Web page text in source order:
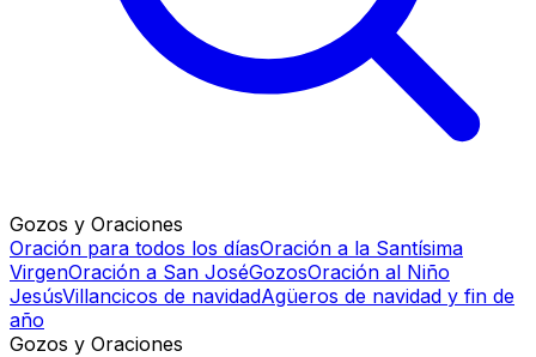
Gozos y Oraciones
Oración para todos los díasOración a la Santísima
VirgenOración a San JoséGozosOración al Niño
JesúsVillancicos de navidadAgüeros de navidad y fin de
año
Gozos y Oraciones